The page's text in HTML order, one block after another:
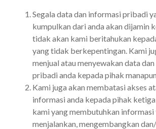
Segala data dan informasi pribadi
kumpulkan dari anda akan dijamin
tidak akan kami beritahukan
yang tidak berkepentingan. Kami
menjual atau menyewakan data
pribadi anda kepada pihak
Kami juga akan membatasi akses
informasi anda kepada pihak
kami yang membutuhkan
menjalankan, mengembangkan